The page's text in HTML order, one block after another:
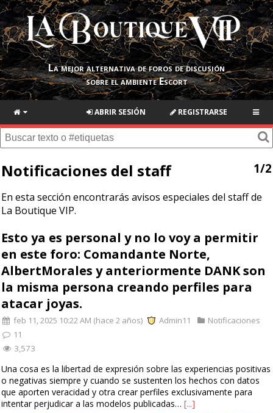
La mejor alternativa de foros de discusión
sobre el ambiente Escort
REGISTRARSE
ABRIR SESIÓN
Notificaciones del staff 1/2
En esta sección encontrarás avisos especiales del staff de
La Boutique VIP.
Esto ya es personal y no lo voy a permitir
en este foro: Comandante Norte,
AlbertMorales y anteriormente DANK son
la misma persona creando perfiles para
atacar joyas.
feb 11, 2025 10:22 AM (hace 2 años) Admin11
Notificaciones
11
3,573
Una cosa es la libertad de expresión sobre las experiencias positivas
o negativas siempre y cuando se sustenten los hechos con datos
que aporten veracidad y otra crear perfiles exclusivamente para
intentar perjudicar a las modelos publicadas… [...]